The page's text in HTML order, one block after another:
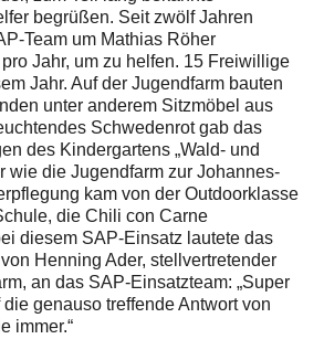
begrüßen. Seit zwölf Jahren
Team um Mathias Röher
Jahr, um zu helfen. 15 Freiwillige
Jahr. Auf der Jugendfarm bauten
unter anderem Sitzmöbel aus
Schwedenrot gab das
des Kindergartens „Wald- und
wie die Jugendfarm zur Johannes-
kam von der Outdoorklasse
die Chili con Carne
diesem SAP-Einsatz lautete das
Henning Ader, stellvertretender
an das SAP-Einsatzteam: „Super
genauso treffende Antwort von
immer.“